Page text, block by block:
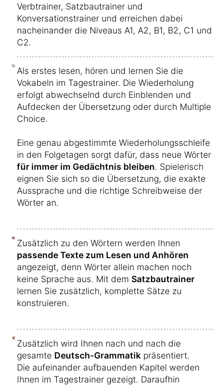
Verbtrainer, Satzbautrainer und
Konversationstrainer und erreichen dabei
nacheinander die Niveaus A1, A2, B1, B2, C1 und
C2.
Als erstes lesen, hören und lernen Sie die
Vokabeln im Tagestrainer. Die Wiederholung
erfolgt abwechselnd durch Einblenden und
Aufdecken der Übersetzung oder durch Multiple
Choice.
Eine genau abgestimmte Wiederholungsschleife
in den Folgetagen sorgt dafür, dass neue Wörter
für immer im Gedächtnis bleiben. Spielerisch
eignen Sie sich so die Übersetzung, die exakte
Aussprache und die richtige Schreibweise der
Wörter an.
Zusätzlich zu den Wörtern werden Ihnen
passende Texte zum Lesen und Anhören
angezeigt, denn Wörter allein machen noch
keine Sprache aus. Mit dem Satzbautrainer
lernen Sie zusätzlich, komplette Sätze zu
konstruieren.
Zusätzlich wird Ihnen nach und nach die
gesamte Deutsch-Grammatik präsentiert.
Die aufeinander aufbauenden Kapitel werden
Ihnen im Tagestrainer gezeigt. Daraufhin